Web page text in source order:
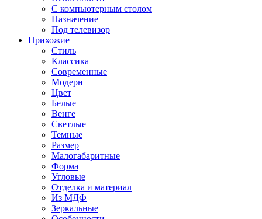
С компьютерным столом
Назначение
Под телевизор
Прихожие
Стиль
Классика
Современные
Модерн
Цвет
Белые
Венге
Светлые
Темные
Размер
Малогабаритные
Форма
Угловые
Отделка и материал
Из МДФ
Зеркальные